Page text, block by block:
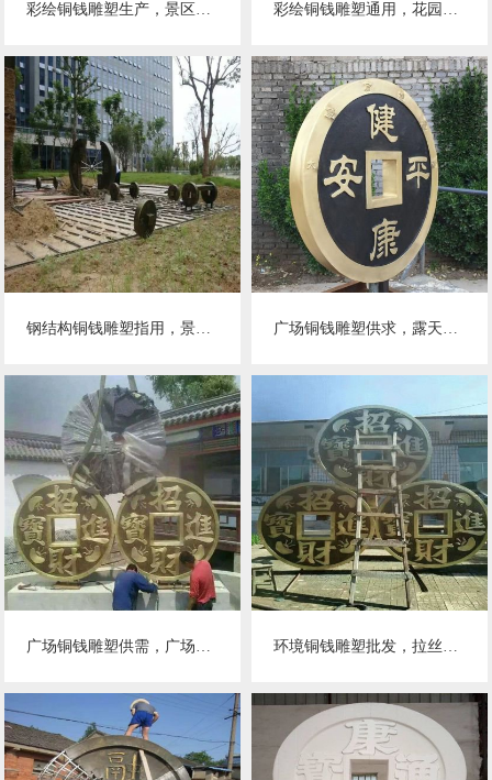
彩绘铜钱雕塑生产，景区案例，景观铜钱雕塑优选 彩绘铜钱雕塑通用，花园小品，铜钱雕塑优价
广场铜钱雕塑供需，广场雕塑，铜钱雕塑定制 环境铜钱雕塑批发，拉丝工艺，小品铜钱雕塑承接